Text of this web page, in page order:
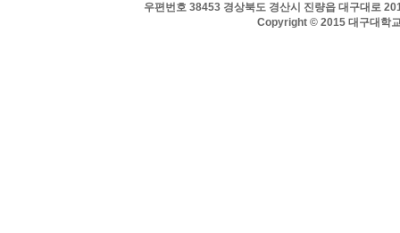
우편번호 38453 경상북도 경산시 진량읍 대구대로
Copyright © 2015 대구대학